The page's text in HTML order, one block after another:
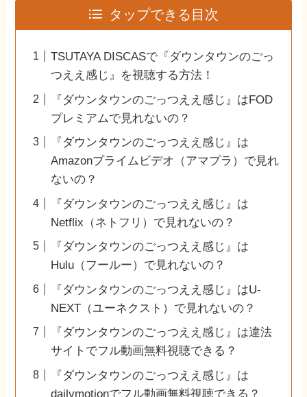
タップできる目次
TSUTAYA DISCASで『ダウンタウンのごっ
つええ感じ』を視聴する方法！
『ダウンタウンのごっつええ感じ』はFOD
プレミアムで見れないの？
『ダウンタウンのごっつええ感じ』は
Amazonプライムビデオ（アマプラ）で見れ
ないの？
『ダウンタウンのごっつええ感じ』は
Netflix（ネトフリ）で見れないの？
『ダウンタウンのごっつええ感じ』は
Hulu（フールー）で見れないの？
『ダウンタウンのごっつええ感じ』はU-
NEXT（ユーネクスト）で見れないの？
『ダウンタウンのごっつええ感じ』は違法
サイトでフル動画無料視聴できる？
『ダウンタウンのごっつええ感じ』は
dailymotionでフル動画無料視聴できる？